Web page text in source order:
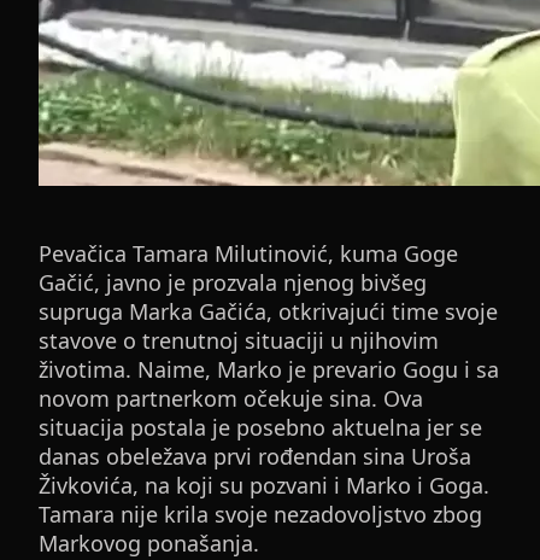
Pevačica Tamara Milutinović, kuma Goge
Gačić, javno je prozvala njenog bivšeg
supruga Marka Gačića, otkrivajući time svoje
stavove o trenutnoj situaciji u njihovim
životima. Naime, Marko je prevario Gogu i sa
novom partnerkom očekuje sina. Ova
situacija postala je posebno aktuelna jer se
danas obeležava prvi rođendan sina Uroša
Živkovića, na koji su pozvani i Marko i Goga.
Tamara nije krila svoje nezadovoljstvo zbog
Markovog ponašanja.